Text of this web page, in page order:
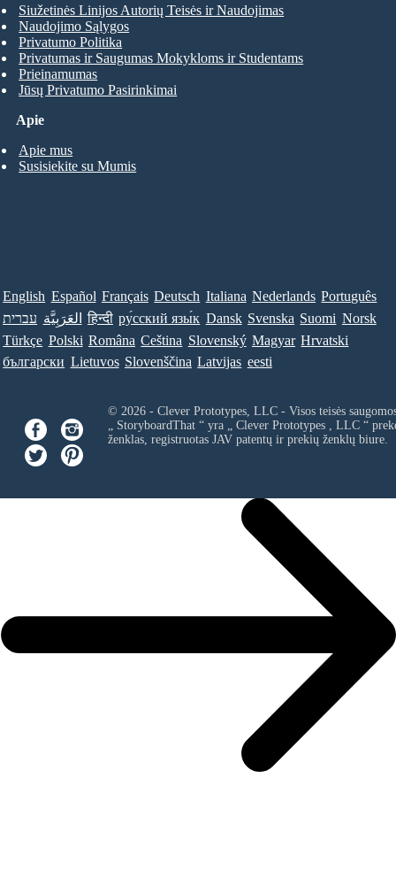
Apie
Apie mus
Susisiekite su Mumis
Siužetinės Linijos Autorių Teisės ir Naudojimas
Naudojimo Sąlygos
Privatumo Politika
Privatumas ir Saugumas Mokykloms ir Studentams
Prieinamumas
Jūsų Privatumo Pasirinkimai
English Español Français Deutsch Italiana Nederlands Português
עברית العَرَبِيَّة हिन्दी ру́сский язы́к Dansk Svenska Suomi Norsk
Türkçe Polski Româna Ceština Slovenský Magyar Hrvatski
български Lietuvos Slovenščina Latvijas eesti
© 2026 - Clever Prototypes, LLC - Visos teisės
„ StoryboardThat “ yra „ Clever Prototypes , LLC“
ženklas, registruotas JAV patentų ir prekių ženklų biure.